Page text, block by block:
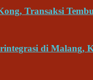
Transaksi
di